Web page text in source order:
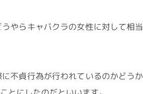
やらキャバクラの女性に対して相
不貞行為が行われているのかどう